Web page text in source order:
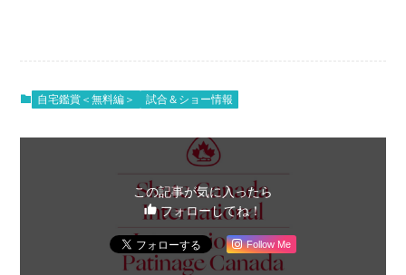
自宅鑑賞＜無料編＞ 試合＆ショー情報
この記事が気に入ったら
フォローしてね！
Follow Me